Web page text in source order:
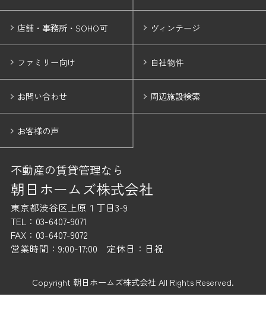
店舗・事務所・SOHO可 ヴィンテージ
ファミリー向け 自社物件
お問い合わせ 周辺施設検索
お客様の声
不動産の賃貸管理なら
朝日ホームズ株式会社
東京都渋谷区上原１丁目3-9
TEL：03-6407-9071
FAX：03-6407-9072
営業時間：9:00-17:00 定休日：日祝
Copyright 朝日ホームズ株式会社 All Rights Reserved.